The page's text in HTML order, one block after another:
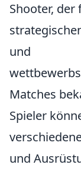
Shooter, der
und
Matches
Spieler
und